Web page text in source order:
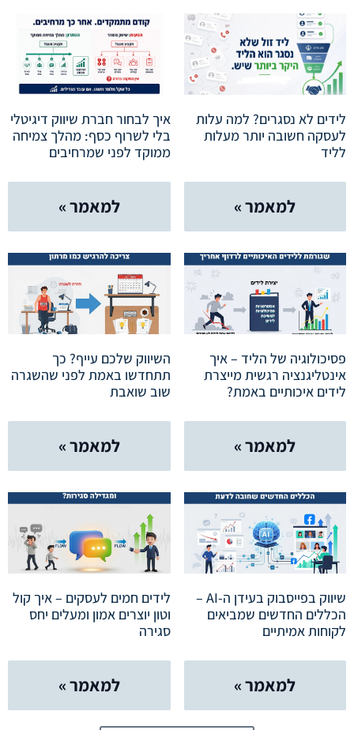
לידים לא נסגרים? למה עלות
לעסקה חשובה יותר מעלות
לליד
למאמר »
איך לבחור חברת שיווק דיגיטלי
בלי לשרוף כסף: מהלך צמיחה
ממוקד לפני שמרחיבים
למאמר »
פסיכולוגיה של הליד – איך
אינטליגנציה רגשית מייצרת
לידים איכותיים באמת?
למאמר »
השיווק שלכם עייף? כך
תתחדשו באמת לפני שהשגרה
שוב שואבת
למאמר »
שיווק בפייסבוק בעידן ה-AI –
הכללים החדשים שמביאים
לקוחות אמיתיים
למאמר »
לידים חמים לעסקים – איך קול
וטון יוצרים אמון ומעלים יחס
סגירה
למאמר »